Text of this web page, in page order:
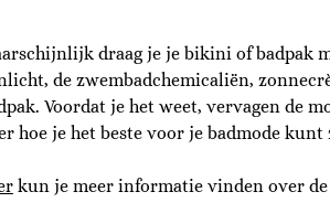
draag je je bikini of badpak
de zwembadchemicaliën,
Voordat je het weet, vervagen de
hoe je het beste voor je badmode
kun je meer informatie vinden over